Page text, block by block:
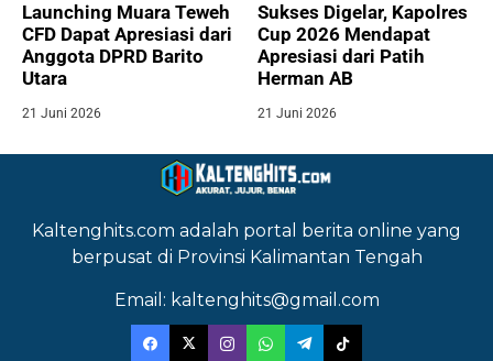
Launching Muara Teweh
CFD Dapat Apresiasi dari
Anggota DPRD Barito
Utara
21 Juni 2026
Sukses Digelar, Kapolres
Cup 2026 Mendapat
Apresiasi dari Patih
Herman AB
21 Juni 2026
Kaltenghits.com adalah portal berita online yang
berpusat di Provinsi Kalimantan Tengah
Email: kaltenghits@gmail.com